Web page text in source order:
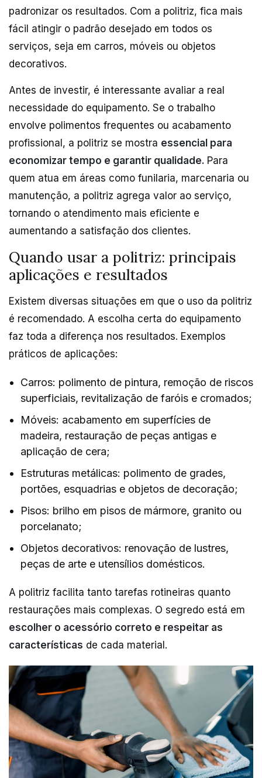
padronizar os resultados. Com a politriz, fica mais
fácil atingir o padrão desejado em todos os
serviços, seja em carros, móveis ou objetos
decorativos.
Antes de investir, é interessante avaliar a real
necessidade do equipamento. Se o trabalho
envolve polimentos frequentes ou acabamento
profissional, a politriz se mostra essencial para
economizar tempo e garantir qualidade. Para
quem atua em áreas como funilaria, marcenaria ou
manutenção, a politriz agrega valor ao serviço,
tornando o atendimento mais eficiente e
aumentando a satisfação dos clientes.
Quando usar a politriz: principais
aplicações e resultados
Existem diversas situações em que o uso da politriz
é recomendado. A escolha certa do equipamento
faz toda a diferença nos resultados. Exemplos
práticos de aplicações:
Carros: polimento de pintura, remoção de riscos
superficiais, revitalização de faróis e cromados;
Móveis: acabamento em superfícies de
madeira, restauração de peças antigas e
aplicação de cera;
Estruturas metálicas: polimento de grades,
portões, esquadrias e objetos de decoração;
Pisos: brilho em pisos de mármore, granito ou
porcelanato;
Objetos decorativos: renovação de lustres,
peças de arte e utensílios domésticos.
A politriz facilita tanto tarefas rotineiras quanto
restaurações mais complexas. O segredo está em
escolher o acessório correto e respeitar as
características de cada material.